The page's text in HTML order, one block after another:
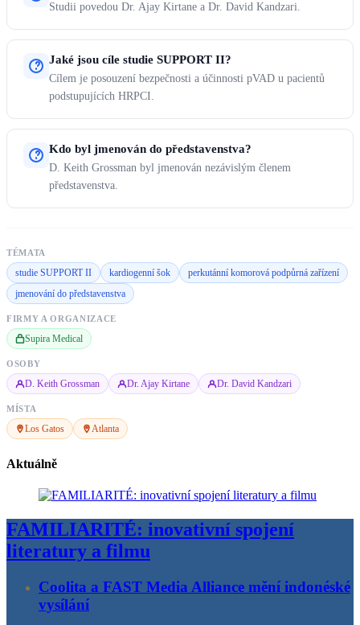
Studii povedou Dr. Ajay Kirtane a Dr. David Kandzari.
Jaké jsou cíle studie SUPPORT II?
Cílem je posouzení bezpečnosti a účinnosti pVAD u pacientů
podstupujících HRPCI.
Kdo byl jmenován do představenstva?
D. Keith Grossman byl jmenován nezávislým členem
představenstva.
TÉMATA
studie SUPPORT II kardiogenní šok
perkutánní komorová podpůrná zařízení
jmenování do představenstva
FIRMY A ORGANIZACE
Supira Medical
OSOBY
D. Keith Grossman Dr. Ajay Kirtane Dr. David Kandzari
MÍSTA
Los Gatos Atlanta
Aktuálně
FAMILIARITÉ: inovativní spojení
literatury a filmu
Coolita a FAST Media Alliance mění indonéské
vysílání